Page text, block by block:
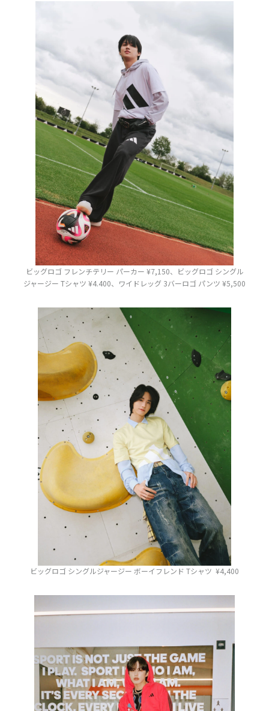
ビッグロゴ フレンチテリー パーカー ¥7,150、ビッグロゴ シングル
ジャージー Tシャツ ¥4.400、ワイドレッグ 3バーロゴ パンツ ¥5,500
ビッグロゴ シングルジャージー ボーイフレンド Tシャツ ¥4,400